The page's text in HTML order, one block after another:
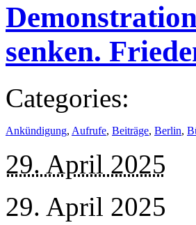
senken.
Categories:
Ankündigung, Aufrufe, Beiträge, Berlin,
29. April 2025
29. April 2025